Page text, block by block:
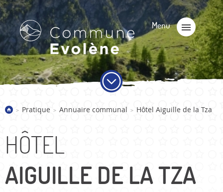
> Pratique > Annuaire communal > Hôtel Aiguille de la Tza
HÔTEL
AIGUILLE DE LA TZA